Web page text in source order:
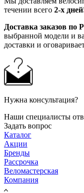
течении всего 2-х
Доставка заказов по
выбранной модели и
доставки и
Нужна консультация?
Наши специалисты
Задать вопрос
Каталог
Акции
Бренды
Рассрочка
Веломастерская
Компания